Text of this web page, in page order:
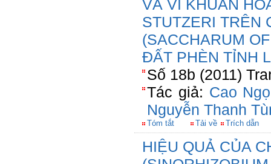
VÀ VI KHUẨN
STUTZERI TRÊN
(SACCHARUM
ĐẤT PHÈN TỈNH
Số 18b (2011)
Tác giả: Cao
Nguyễn Thanh
Tóm tắt Tải về Trích dẫn
HIỆU QUẢ CỦA